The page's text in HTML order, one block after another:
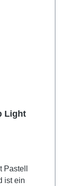
Light
ist ein